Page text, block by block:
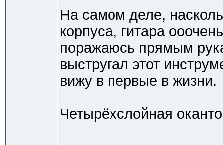
На самом деле,
корпуса, гитара
поражаюсь прямым
выстругал этот
вижу в первые в жизни.
Четырёхслойная